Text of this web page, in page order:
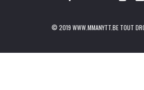
© 2019 WWW.MMANYTT.BE TOUT